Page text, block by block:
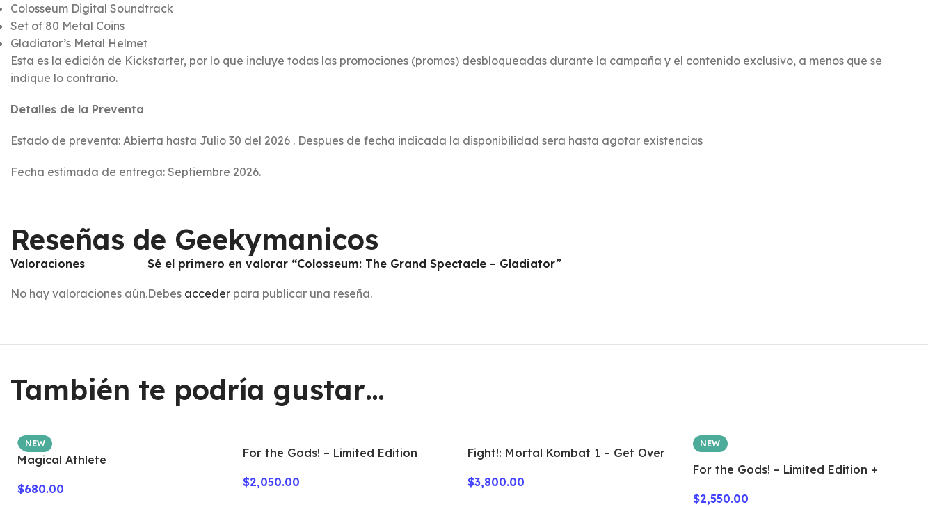
Colosseum Digital Soundtrack
Set of 80 Metal Coins
Gladiator’s Metal Helmet
Esta es la edición de Kickstarter, por lo que incluye todas las promociones (promos) desbloqueadas durante la campaña y el contenido exclusivo, a menos que se
indique lo contrario.
Detalles de la Preventa
Estado de preventa: Abierta hasta Julio 30 del 2026 . Despues de fecha indicada la disponibilidad sera hasta agotar existencias
Fecha estimada de entrega: Septiembre 2026.
Reseñas de Geekymanicos
Valoraciones
No hay valoraciones aún.
Sé el primero en valorar “Colosseum: The Grand Spectacle – Gladiator”
Debes acceder para publicar una reseña.
También te podría gustar…
NEW
Magical Athlete
$680.00
For the Gods! – Limited Edition
$2,050.00
Fight!: Mortal Kombat 1 – Get Over
$3,800.00
NEW
For the Gods! – Limited Edition +
$2,550.00